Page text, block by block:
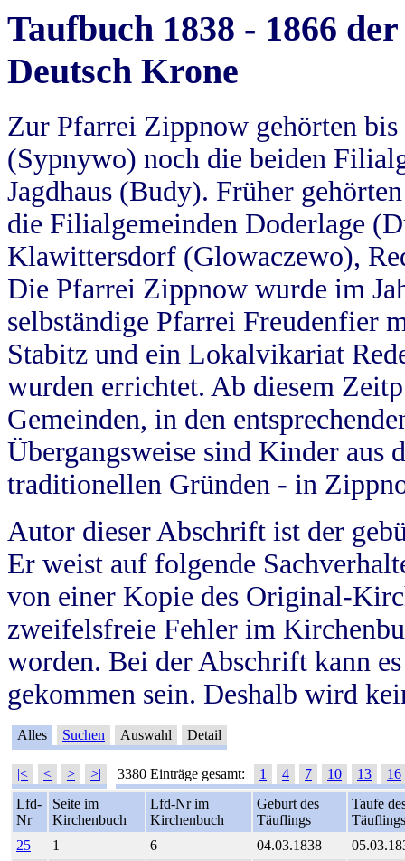
Taufbuch 1838 - 1866
Deutsch Krone
Zur Pfarrei Zippnow gehörten
(Sypnywo) noch die beiden
Jagdhaus (Budy). Früher
die Filialgemeinden Doderlage
Klawittersdorf (Glowaczewo),
Die Pfarrei Zippnow wurde im
selbständige Pfarrei Freudenfier
Stabitz und ein Lokalvikariat
wurden errichtet. Ab diesem
Gemeinden, in den
Übergangsweise sind Kinder aus
traditionellen Gründen - in
Autor dieser Abschrift ist der
Er weist auf folgende
von einer Kopie des Original-
zweifelsfreie Fehler im
worden. Bei der Abschrift kann
gekommen sein. Deshalb wird
Alles Suchen Auswahl Detail
|< < > >| 3380 Einträge gesamt: 1 4 7 10 13
16
Lfd-
Nr
Seite im
Kirchenbuch
Lfd-Nr im
Kirchenbuch
Geburt des
Täuflings
Taufe
Täuflings
25
1 6 04.03.1838